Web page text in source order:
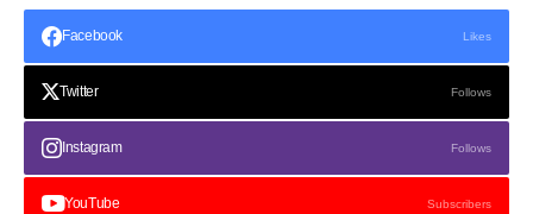
Facebook Likes
Twitter Follows
Instagram Follows
YouTube Subscribers